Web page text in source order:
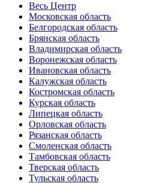
Весь Центр
Московская область
Белгородская область
Брянская область
Владимирская область
Воронежская область
Ивановская область
Калужская область
Костромская область
Курская область
Липецкая область
Орловская область
Рязанская область
Смоленская область
Тамбовская область
Тверская область
Тульская область